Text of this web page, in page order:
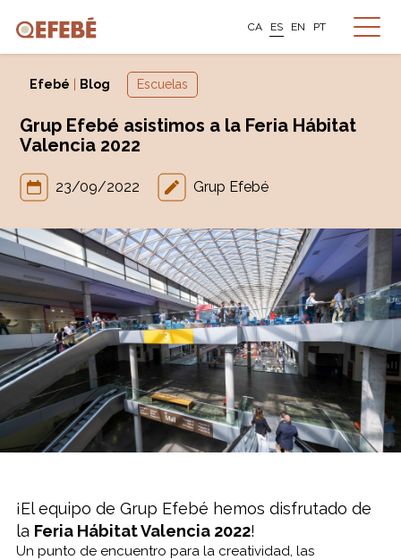
CA ES EN PT
Efebé Blog Escuelas
Grup Efebé asistimos a la Feria Hábitat
Valencia 2022
23/09/2022 Grup Efebé
¡El equipo de Grup Efebé hemos disfrutado de
la Feria Hábitat Valencia 2022!
Un punto de encuentro para la creatividad, las